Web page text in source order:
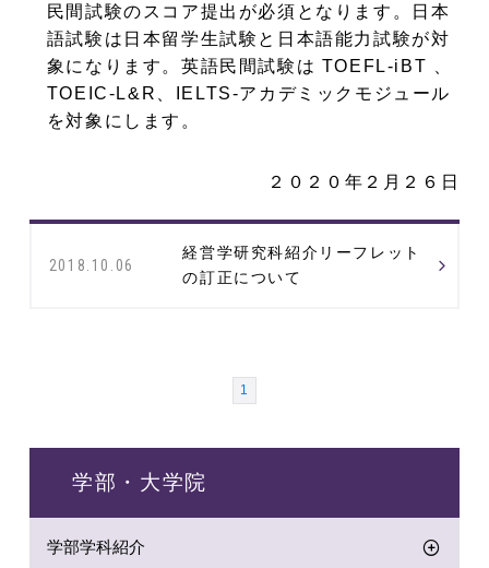
民間試験のスコア提出が必須となります。日本
語試験は日本留学生試験と日本語能力試験が対
象になります。英語民間試験は TOEFL-iBT 、
TOEIC-L&R、IELTS-アカデミックモジュール
を対象にします。
２０２０年２月２６日
2018.10.06
経営学研究科紹介リーフレット
の訂正について
1
学部・大学院
学部学科紹介